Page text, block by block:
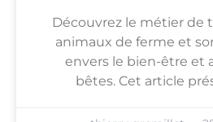
Découvrez le métier de
animaux de ferme et
envers le bien-être et
bêtes. Cet article